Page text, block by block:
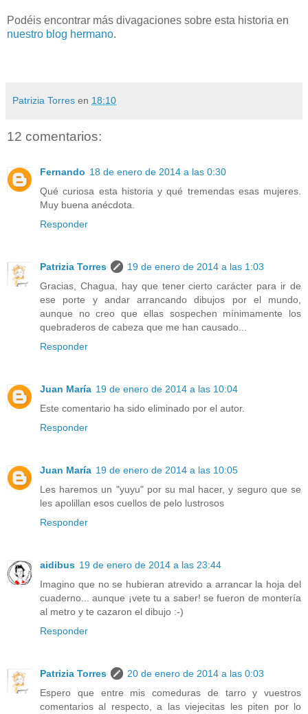
Podéis encontrar más divagaciones sobre esta historia en
nuestro blog hermano.
Patrizia Torres en 18:10
12 comentarios:
Fernando 18 de enero de 2014 a las 0:30
Qué curiosa esta historia y qué tremendas esas mujeres.
Muy buena anécdota.
Responder
Patrizia Torres
19 de enero de 2014 a las 1:03
Gracias, Chagua, hay que tener cierto carácter para ir de
ese porte y andar arrancando dibujos por el mundo,
aunque no creo que ellas sospechen mínimamente los
quebraderos de cabeza que me han causado...
Responder
Juan María 19 de enero de 2014 a las 10:04
Este comentario ha sido eliminado por el autor.
Responder
Juan María 19 de enero de 2014 a las 10:05
Les haremos un "yuyu" por su mal hacer, y seguro que se
les apolillan esos cuellos de pelo lustrosos
Responder
aidibus 19 de enero de 2014 a las 23:44
Imagino que no se hubieran atrevido a arrancar la hoja del
cuaderno... aunque ¡vete tu a saber! se fueron de montería
al metro y te cazaron el dibujo :-)
Responder
Patrizia Torres
20 de enero de 2014 a las 0:03
Espero que entre mis comeduras de tarro y vuestros
comentarios al respecto, a las viejecitas les piten por lo